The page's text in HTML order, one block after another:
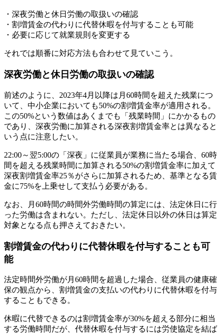
・深夜労働と休日労働の取扱いの確認
・割増賃金の代わりに代替休暇を付与することも可能
・必要に応じて就業規則を変更する
それでは順番に対応方法も合わせて見ていこう。
深夜労働と休日労働の取扱いの確認
前述のように、2023年4月以降は月60時間を超えた残業につ
いて、中小企業においても50%の割増賃金率が適用される。
この50%という数値はあくまでも「残業時間」にかかるもの
であり、深夜労働に加算される深夜割増賃金率とは異なると
いう点に注意したい。
22:00～翌5:00の「深夜」に従業員が業務に当たる場合、60時
間を超える残業時間に加算される50%の割増賃金率に加えて
深夜割増賃金率25％がさらに加算されるため、基準となる賃
金に75%を上乗せして支払う必要がある。
なお、月60時間の時間外労働時間の算定には、法定休日に行
った労働は含まれない。ただし、法定休日以外の休日は算定
対象となる点も押さえておきたい。
割増賃金の代わりに代替休暇を付与することも可
能
法定時間外労働が月60時間を超過した場合、従業員の健康確
保の観点から、割増賃金の支払いの代わりに代替休暇を付与
することもできる。
休暇に代替できるのは割増賃金率が30%を超える部分に相当
する労働時間だが、代替休暇を付与するには労使協定を結ば